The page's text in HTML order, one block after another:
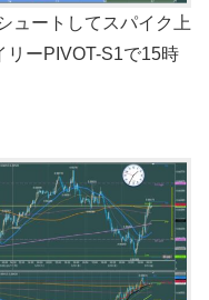
ュートしてスパイク上
リーPIVOT-S1で15時